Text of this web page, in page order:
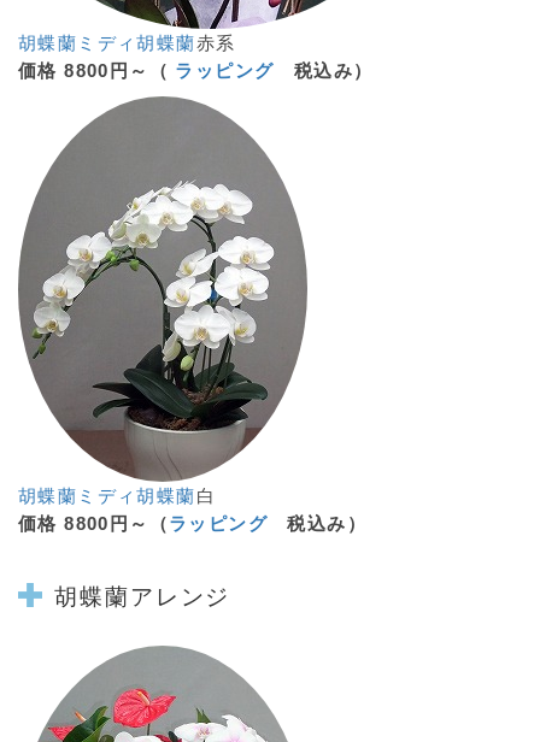
胡蝶蘭ミディ胡蝶蘭赤系
価格 8800円～（ ラッピング 税込み）
胡蝶蘭ミディ胡蝶蘭白
価格 8800円～（ラッピング 税込み）
胡蝶蘭アレンジ